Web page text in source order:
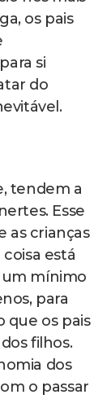
os pais
si
do
tendem a
Esse
as crianças
está
um mínimo
para
que os pais
filhos.
dos
o passar